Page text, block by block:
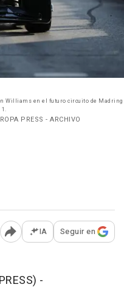
Williams en el futuro circuito de Madring
PRESS - ARCHIVO
Abrir opciones para
IA Seguir en
-